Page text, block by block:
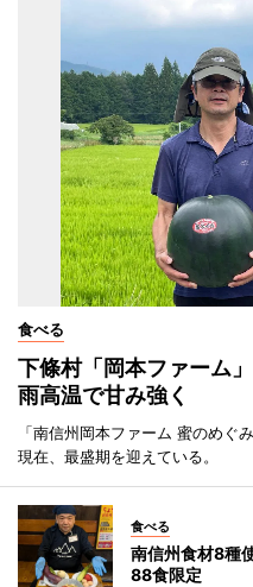
食べる
下條村「岡本ファーム
雨高温で甘み強く
「南信州岡本ファーム 蜜のめぐ
現在、最盛期を迎えている。
食べる
南信州食材8種
88食限定